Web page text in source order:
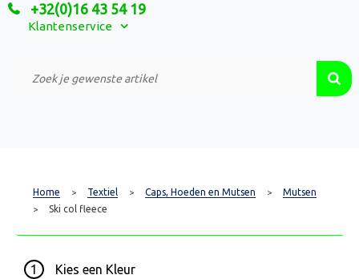
+32(0)16 43 54 19
Klantenservice
Relatiegeschenken
Custom Made Projecten
Home > Textiel > Caps, Hoeden en Mutsen > Mutsen
> Ski col fleece
1 Kies een Kleur